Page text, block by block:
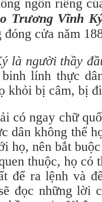
ngôn riêng
Trương Vĩnh
cửa năm
là người thầy
lính thực
khỏi bị câm, bị
có ngay chữ
dân không thể
họ, nên bắt
thuộc, họ có
để ra lệnh và
đọc những lời